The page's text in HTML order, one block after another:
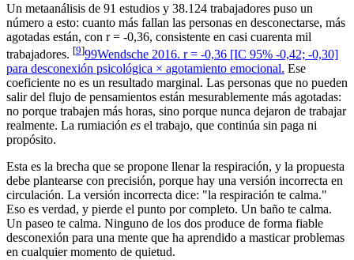
Un metaanálisis de 91 estudios y 38.124 trabajadores puso un
número a esto: cuanto más fallan las personas en desconectarse, más
agotadas están, con r = -0,36, consistente en casi cuarenta mil
trabajadores. [9]99Wendsche 2016. r = -0,36 [IC 95% -0,42; -0,30]
para desconexión psicológica × agotamiento emocional. Ese
coeficiente no es un resultado marginal. Las personas que no pueden
salir del flujo de pensamientos están mesurablemente más agotadas:
no porque trabajen más horas, sino porque nunca dejaron de trabajar
realmente. La rumiación es el trabajo, que continúa sin paga ni
propósito.
Esta es la brecha que se propone llenar la respiración, y la propuesta
debe plantearse con precisión, porque hay una versión incorrecta en
circulación. La versión incorrecta dice: "la respiración te calma."
Eso es verdad, y pierde el punto por completo. Un baño te calma.
Un paseo te calma. Ninguno de los dos produce de forma fiable
desconexión para una mente que ha aprendido a masticar problemas
en cualquier momento de quietud.